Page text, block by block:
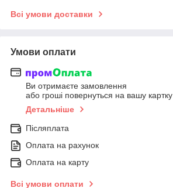
Всі умови доставки
Умови оплати
Ви отримаєте замовлення
або гроші повернуться на вашу картку
Детальніше
Післяплата
Оплата на рахунок
Оплата на карту
Всі умови оплати